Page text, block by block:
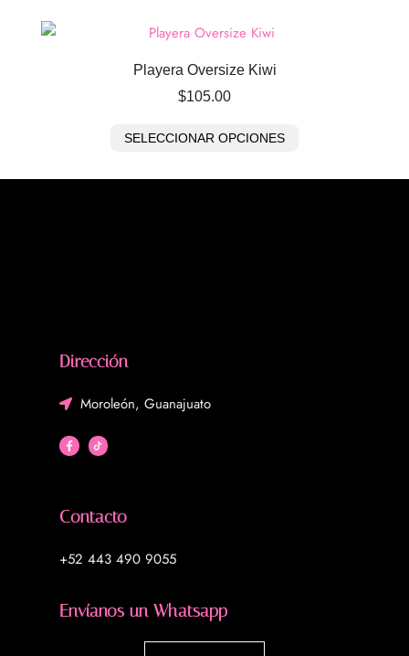
Playera Oversize Kiwi
$105.00
SELECCIONAR OPCIONES
Dirección
Moroleón, Guanajuato
Contacto
+52 443 490 9055
Envíanos un Whatsapp